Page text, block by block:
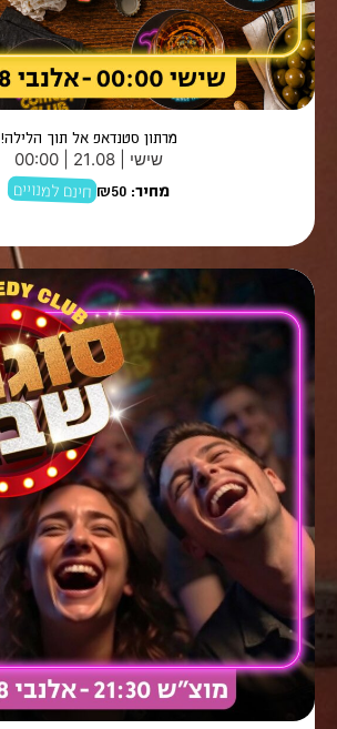
מרתון סטנדאפ אל תוך הלילה!
שישי | 21.08 | 00:00
מחיר: ₪50 חינם למנויים